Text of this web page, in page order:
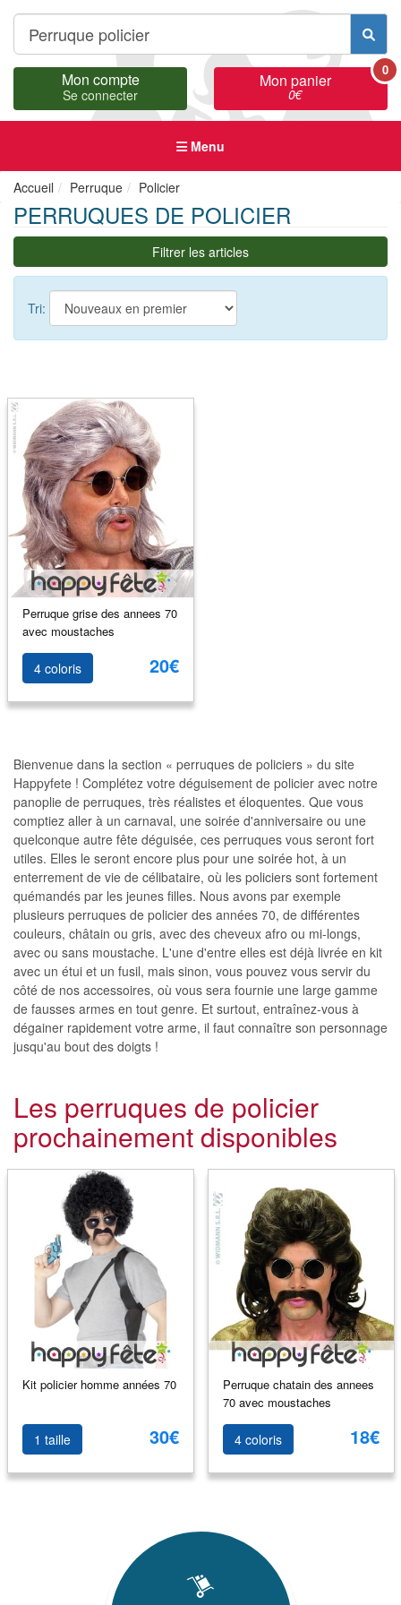
Mon compte
Se connecter
Mon panier
0€
0
Menu
Accueil Perruque Policier
PERRUQUES DE POLICIER
Filtrer les articles
Tri:
Perruque grise des annees 70
avec moustaches
4 coloris 20€
Bienvenue dans la section « perruques de policiers » du site
Happyfete ! Complétez votre déguisement de policier avec notre
panoplie de perruques, très réalistes et éloquentes. Que vous
comptiez aller à un carnaval, une soirée d'anniversaire ou une
quelconque autre fête déguisée, ces perruques vous seront fort
utiles. Elles le seront encore plus pour une soirée hot, à un
enterrement de vie de célibataire, où les policiers sont fortement
quémandés par les jeunes filles. Nous avons par exemple
plusieurs perruques de policier des années 70, de différentes
couleurs, châtain ou gris, avec des cheveux afro ou mi-longs,
avec ou sans moustache. L'une d'entre elles est déjà livrée en kit
avec un étui et un fusil, mais sinon, vous pouvez vous servir du
côté de nos accessoires, où vous sera fournie une large gamme
de fausses armes en tout genre. Et surtout, entraînez-vous à
dégainer rapidement votre arme, il faut connaître son personnage
jusqu'au bout des doigts !
Les perruques de policier
prochainement disponibles
Kit policier homme années 70
1 taille 30€
Perruque chatain des annees
70 avec moustaches
4 coloris 18€